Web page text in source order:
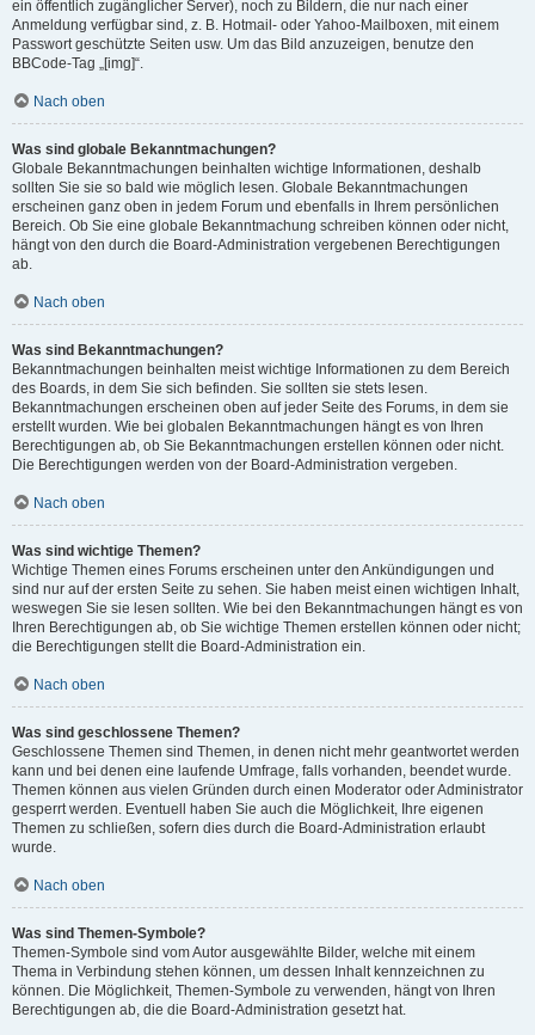
ein öffentlich zugänglicher Server), noch zu Bildern, die nur nach einer
Anmeldung verfügbar sind, z. B. Hotmail- oder Yahoo-Mailboxen, mit einem
Passwort geschützte Seiten usw. Um das Bild anzuzeigen, benutze den
BBCode-Tag „[img]“.
Nach oben
Was sind globale Bekanntmachungen?
Globale Bekanntmachungen beinhalten wichtige Informationen, deshalb
sollten Sie sie so bald wie möglich lesen. Globale Bekanntmachungen
erscheinen ganz oben in jedem Forum und ebenfalls in Ihrem persönlichen
Bereich. Ob Sie eine globale Bekanntmachung schreiben können oder nicht,
hängt von den durch die Board-Administration vergebenen Berechtigungen
ab.
Nach oben
Was sind Bekanntmachungen?
Bekanntmachungen beinhalten meist wichtige Informationen zu dem Bereich
des Boards, in dem Sie sich befinden. Sie sollten sie stets lesen.
Bekanntmachungen erscheinen oben auf jeder Seite des Forums, in dem sie
erstellt wurden. Wie bei globalen Bekanntmachungen hängt es von Ihren
Berechtigungen ab, ob Sie Bekanntmachungen erstellen können oder nicht.
Die Berechtigungen werden von der Board-Administration vergeben.
Nach oben
Was sind wichtige Themen?
Wichtige Themen eines Forums erscheinen unter den Ankündigungen und
sind nur auf der ersten Seite zu sehen. Sie haben meist einen wichtigen Inhalt,
weswegen Sie sie lesen sollten. Wie bei den Bekanntmachungen hängt es von
Ihren Berechtigungen ab, ob Sie wichtige Themen erstellen können oder nicht;
die Berechtigungen stellt die Board-Administration ein.
Nach oben
Was sind geschlossene Themen?
Geschlossene Themen sind Themen, in denen nicht mehr geantwortet werden
kann und bei denen eine laufende Umfrage, falls vorhanden, beendet wurde.
Themen können aus vielen Gründen durch einen Moderator oder Administrator
gesperrt werden. Eventuell haben Sie auch die Möglichkeit, Ihre eigenen
Themen zu schließen, sofern dies durch die Board-Administration erlaubt
wurde.
Nach oben
Was sind Themen-Symbole?
Themen-Symbole sind vom Autor ausgewählte Bilder, welche mit einem
Thema in Verbindung stehen können, um dessen Inhalt kennzeichnen zu
können. Die Möglichkeit, Themen-Symbole zu verwenden, hängt von Ihren
Berechtigungen ab, die die Board-Administration gesetzt hat.